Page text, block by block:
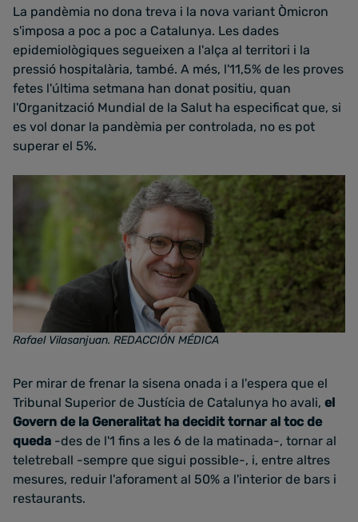
La pandèmia no dona treva i la nova variant Òmicron
s'imposa a poc a poc a Catalunya. Les dades
epidemiològiques segueixen a l'alça al territori i la
pressió hospitalària, també. A més, l'11,5% de les proves
fetes l'última setmana han donat positiu, quan
l'Organització Mundial de la Salut ha especificat que, si
es vol donar la pandèmia per controlada, no es pot
superar el 5%.
Rafael Vilasanjuan. REDACCIÓN MÉDICA
Per mirar de frenar la sisena onada i a l'espera que el
Tribunal Superior de Justícia de Catalunya ho avali, el
Govern de la Generalitat ha decidit tornar al toc de
queda -des de l'1 fins a les 6 de la matinada-, tornar al
teletreball -sempre que sigui possible-, i, entre altres
mesures, reduir l'aforament al 50% a l'interior de bars i
restaurants.